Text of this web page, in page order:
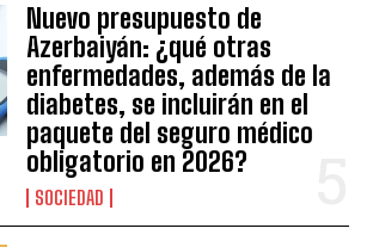
Nuevo presupuesto de
Azerbaiyán: ¿qué otras
enfermedades, además de la
diabetes, se incluirán en el
paquete del seguro médico
obligatorio en 2026?
SOCIEDAD